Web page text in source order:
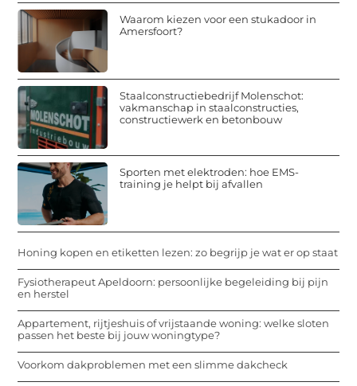
Waarom kiezen voor een stukadoor in
Amersfoort?
Staalconstructiebedrijf Molenschot:
vakmanschap in staalconstructies,
constructiewerk en betonbouw
Sporten met elektroden: hoe EMS-
training je helpt bij afvallen
Honing kopen en etiketten lezen: zo begrijp je wat er op staat
Fysiotherapeut Apeldoorn: persoonlijke begeleiding bij pijn
en herstel
Appartement, rijtjeshuis of vrijstaande woning: welke sloten
passen het beste bij jouw woningtype?
Voorkom dakproblemen met een slimme dakcheck